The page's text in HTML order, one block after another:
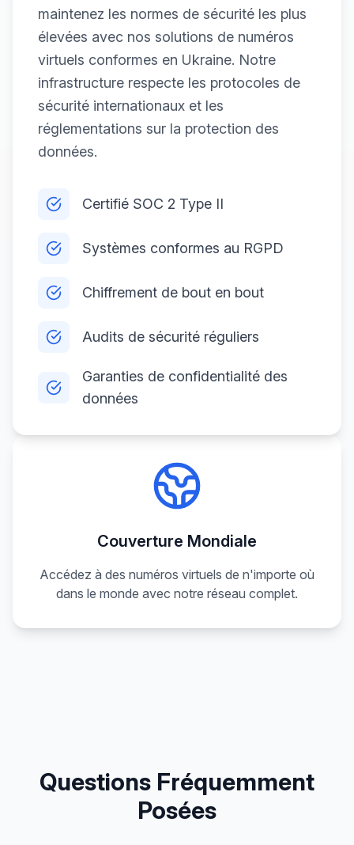
maintenez les normes de sécurité les plus
élevées avec nos solutions de numéros
virtuels conformes en Ukraine. Notre
infrastructure respecte les protocoles de
sécurité internationaux et les
réglementations sur la protection des
données.
Certifié SOC 2 Type II
Systèmes conformes au RGPD
Chiffrement de bout en bout
Audits de sécurité réguliers
Garanties de confidentialité des
données
Couverture Mondiale
Accédez à des numéros virtuels de n'importe où
dans le monde avec notre réseau complet.
Questions Fréquemment
Posées